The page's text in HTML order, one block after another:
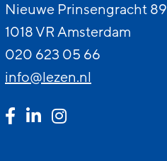
Nieuwe Prinsengracht 89
1018 VR Amsterdam
020 623 05 66
info@lezen.nl